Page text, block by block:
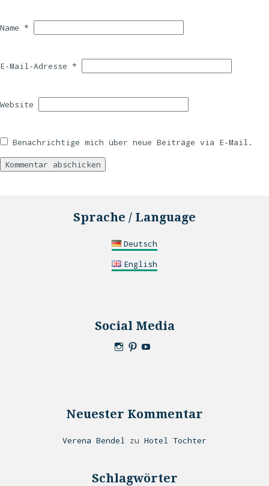
Name *
E-Mail-Adresse *
Website
Benachrichtige mich über neue Beiträge via E-Mail.
Sprache / Language
Deutsch
English
Social Media
Neuester Kommentar
Verena Bendel zu Hotel Tochter
Schlagwörter